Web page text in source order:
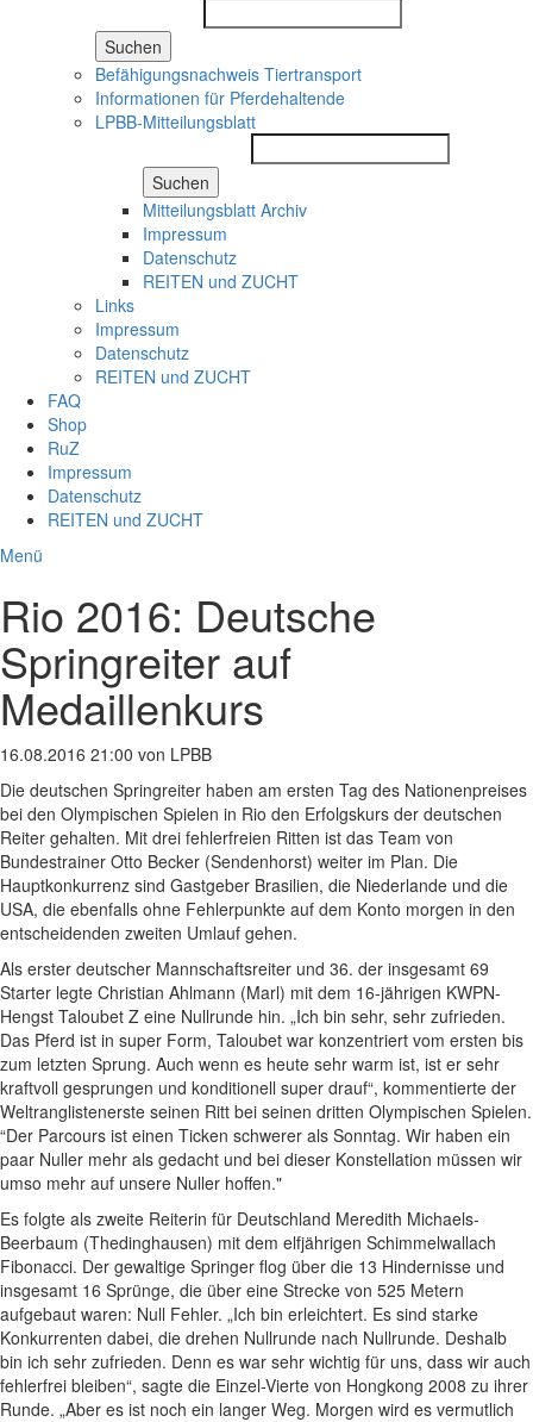
Suchen
Befähigungsnachweis Tiertransport
Informationen für Pferdehaltende
LPBB-Mitteilungsblatt
Suchen
Mitteilungsblatt Archiv
Impressum
Datenschutz
REITEN und ZUCHT
Links
Impressum
Datenschutz
REITEN und ZUCHT
FAQ
Shop
RuZ
Impressum
Datenschutz
REITEN und ZUCHT
Menü
Rio 2016: Deutsche
Springreiter auf
Medaillenkurs
16.08.2016 21:00 von LPBB
Die deutschen Springreiter haben am ersten Tag des Nationenpreises
bei den Olympischen Spielen in Rio den Erfolgskurs der deutschen
Reiter gehalten. Mit drei fehlerfreien Ritten ist das Team von
Bundestrainer Otto Becker (Sendenhorst) weiter im Plan. Die
Hauptkonkurrenz sind Gastgeber Brasilien, die Niederlande und die
USA, die ebenfalls ohne Fehlerpunkte auf dem Konto morgen in den
entscheidenden zweiten Umlauf gehen.
Als erster deutscher Mannschaftsreiter und 36. der insgesamt 69
Starter legte Christian Ahlmann (Marl) mit dem 16-jährigen KWPN-
Hengst Taloubet Z eine Nullrunde hin. „Ich bin sehr, sehr zufrieden.
Das Pferd ist in super Form, Taloubet war konzentriert vom ersten bis
zum letzten Sprung. Auch wenn es heute sehr warm ist, ist er sehr
kraftvoll gesprungen und konditionell super drauf“, kommentierte der
Weltranglistenerste seinen Ritt bei seinen dritten Olympischen Spielen.
“Der Parcours ist einen Ticken schwerer als Sonntag. Wir haben ein
paar Nuller mehr als gedacht und bei dieser Konstellation müssen wir
umso mehr auf unsere Nuller hoffen."
Es folgte als zweite Reiterin für Deutschland Meredith Michaels-
Beerbaum (Thedinghausen) mit dem elfjährigen Schimmelwallach
Fibonacci. Der gewaltige Springer flog über die 13 Hindernisse und
insgesamt 16 Sprünge, die über eine Strecke von 525 Metern
aufgebaut waren: Null Fehler. „Ich bin erleichtert. Es sind starke
Konkurrenten dabei, die drehen Nullrunde nach Nullrunde. Deshalb
bin ich sehr zufrieden. Denn es war sehr wichtig für uns, dass wir auch
fehlerfrei bleiben“, sagte die Einzel-Vierte von Hongkong 2008 zu ihrer
Runde. „Aber es ist noch ein langer Weg. Morgen wird es vermutlich